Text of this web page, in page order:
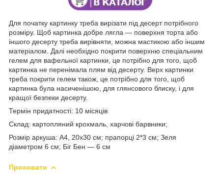
Для початку картинку треба вирізати під десерт потрібного
розміру. Щоб картинка добре лягла — поверхня торта або
іншого десерту треба вирівняти, можна мастикою або іншим
матеріалом. Далі необхідно покрити поверхню спеціальним
гелем для вафельної картинки, це потрібно для того, щоб
картинка не перенімала плям від десерту. Верх картинки
треба покрити гелем також, це потрібно для того, щоб
картинка була насиченішою, для глянсового блиску, і для
кращої безпеки десерту.
Термін придатності: 10 місяців
Склад: картопляний крохмаль, харчові барвники;
Розмір аркуша: А4, 20х30 см; прапорці 2*3 см; Зеля
діаметром 6 см; Біг Бен — 6 см
Приховати